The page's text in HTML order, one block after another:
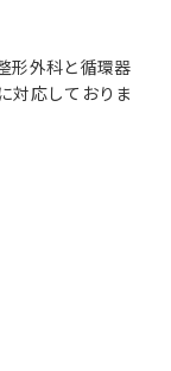
形外科と循環器
対応しておりま